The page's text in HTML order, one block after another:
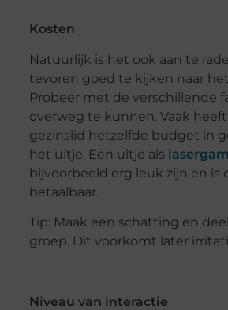
Kosten
Natuurlijk is het ook aan te
tevoren goed te kijken naar
Probeer met de verschillende
overweg te kunnen. Vaak
gezinslid hetzelfde budget in
het uitje. Een uitje als
bijvoorbeeld erg leuk zijn en is
betaalbaar.
Tip: Maak een schatting en
groep. Dit voorkomt later
Niveau van interactie